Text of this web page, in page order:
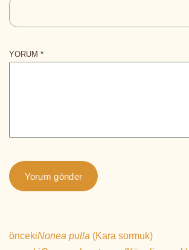
YORUM *
öncekiNonea pulla (Kara sormuk)